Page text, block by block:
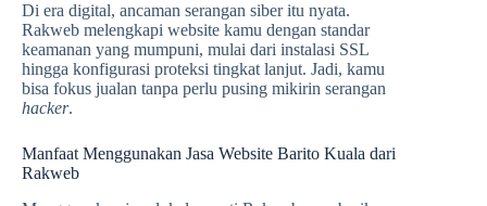
Di era digital, ancaman serangan siber itu nyata.
Rakweb melengkapi website kamu dengan standar
keamanan yang mumpuni, mulai dari instalasi SSL
hingga konfigurasi proteksi tingkat lanjut. Jadi, kamu
bisa fokus jualan tanpa perlu pusing mikirin serangan
hacker.
Manfaat Menggunakan Jasa Website Barito Kuala dari
Rakweb